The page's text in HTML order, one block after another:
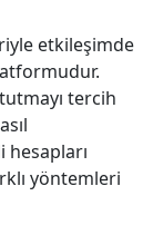
etkileşimde
tercih
yöntemleri